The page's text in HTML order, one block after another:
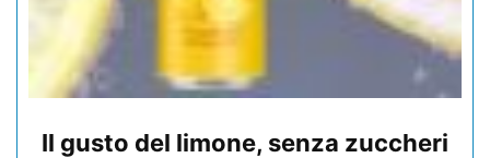
Il gusto del limone, senza zuccheri